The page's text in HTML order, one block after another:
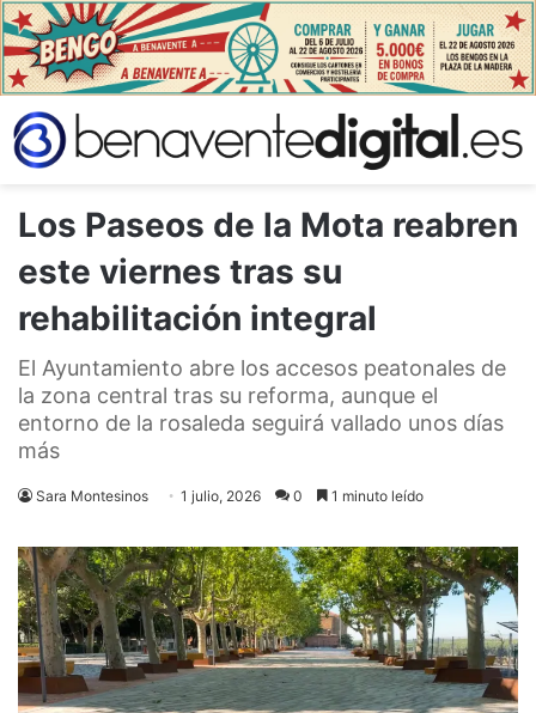
Los Paseos de la Mota reabren
este viernes tras su
rehabilitación integral
El Ayuntamiento abre los accesos peatonales de
la zona central tras su reforma, aunque el
entorno de la rosaleda seguirá vallado unos días
más
Sara Montesinos 1 julio, 2026 0 1 minuto leído